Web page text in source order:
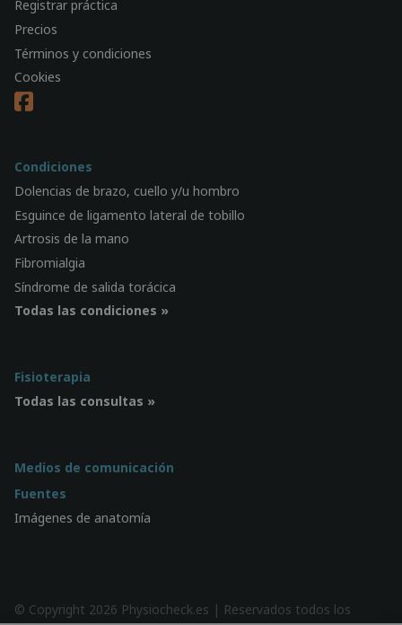
Registrar práctica
Precios
Términos y condiciones
Cookies
Condiciones
Dolencias de brazo, cuello y/u hombro
Esguince de ligamento lateral de tobillo
Artrosis de la mano
Fibromialgia
Síndrome de salida torácica
Todas las condiciones »
Fisioterapia
Todas las consultas »
Medios de comunicación
Fuentes
Imágenes de anatomía
© Copyright 2026 Physiocheck.es | Reservados todos los